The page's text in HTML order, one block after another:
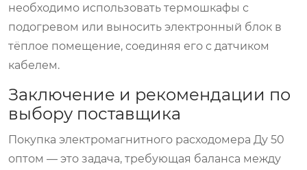
необходимо использовать термошкафы с
подогревом или выносить электронный блок в
тёплое помещение, соединяя его с датчиком
кабелем.
Заключение и рекомендации по
выбору поставщика
Покупка электромагнитного расходомера Ду 50
оптом — это задача, требующая баланса между